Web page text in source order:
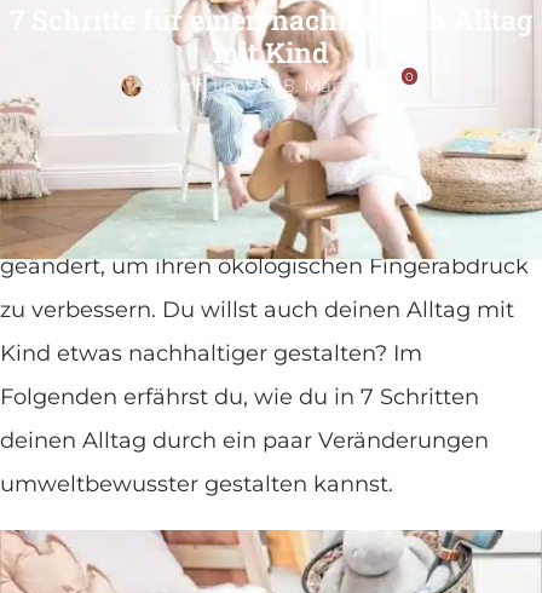
7 Schritte für einen nachhaltigen Alltag
mit Kind
Svenni_liebtAn 8. März 2022 0
Gastartikel von Helena
Umweltbewusstsein wird immer wichtiger – viele
Menschen haben bereits einige Gewohnheiten
geändert, um ihren ökologischen Fingerabdruck
zu verbessern. Du willst auch deinen Alltag mit
Kind etwas nachhaltiger gestalten? Im
Folgenden erfährst du, wie du in 7 Schritten
deinen Alltag durch ein paar Veränderungen
umweltbewusster gestalten kannst.